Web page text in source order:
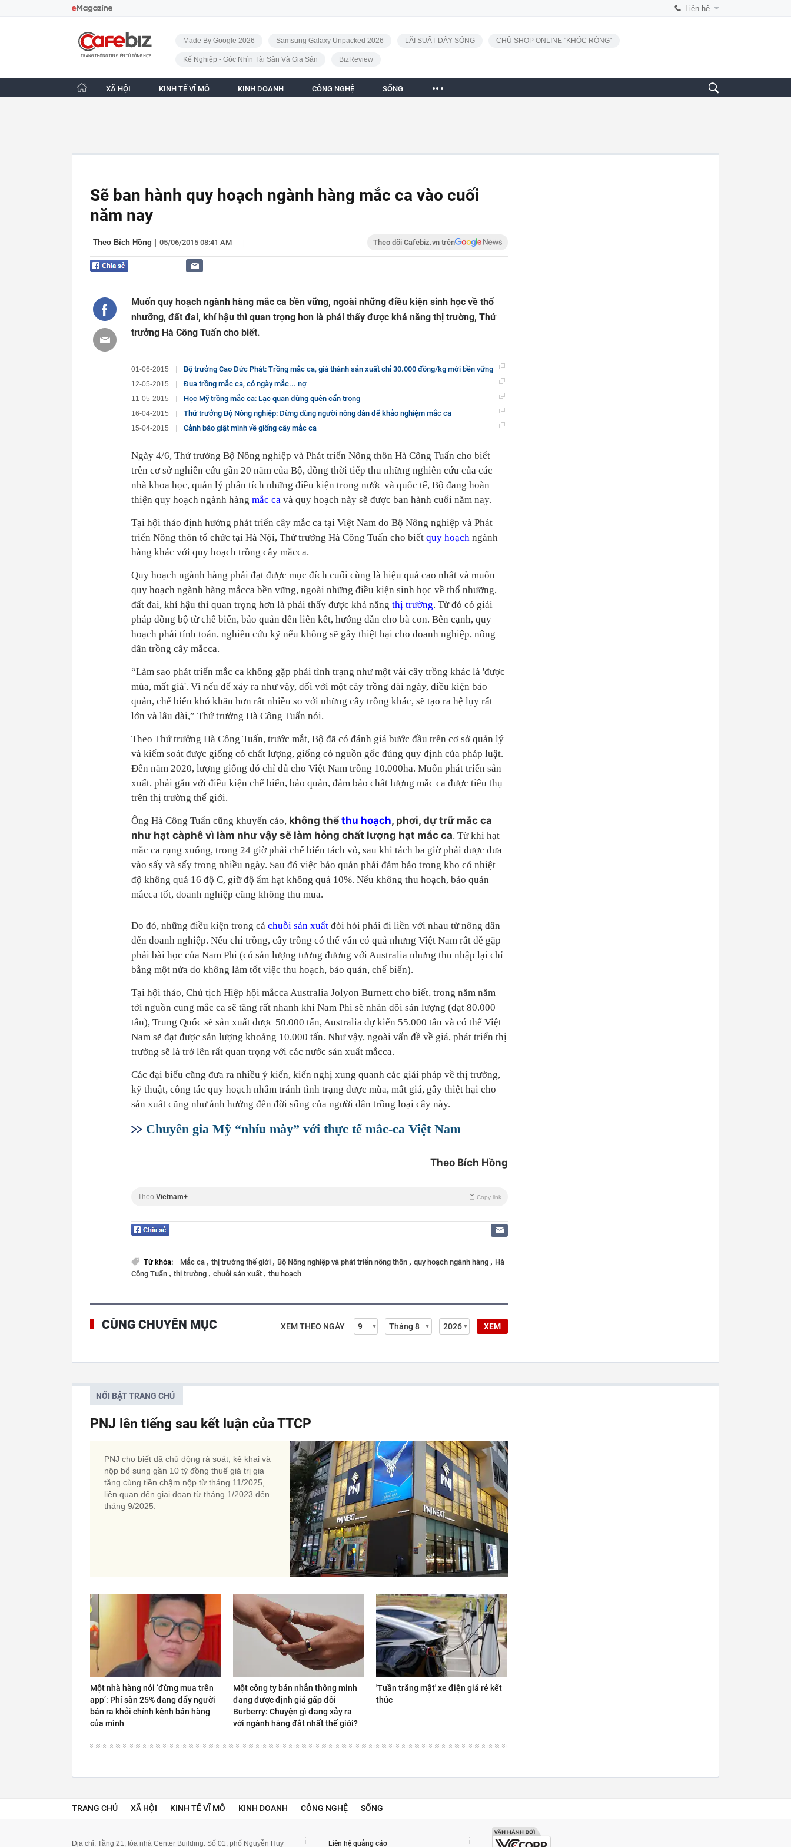
Liên hệ
CafeBiz - Trang chủ
Made By Google 2026 Samsung Galaxy Unpacked 2026 LÃI SUẤT DẬY SÓNG CHỦ SHOP ONLINE "KHÓC RÒNG"
Kế Nghiệp - Góc Nhìn Tài Sản Và Gia Sản BizReview
XÃ HỘI KINH TẾ VĨ MÔ KINH DOANH CÔNG NGHỆ SỐNG
Sẽ ban hành quy hoạch ngành hàng mắc ca vào cuối
năm nay
Theo Bích Hồng 05/06/2015 08:41 AM | Theo dõi Cafebiz.vn trên
Muốn quy hoạch ngành hàng mắc ca bền vững, ngoài những điều kiện sinh học về thổ
nhưỡng, đất đai, khí hậu thì quan trọng hơn là phải thấy được khả năng thị trường, Thứ
trưởng Hà Công Tuấn cho biết.
01-06-2015 Bộ trưởng Cao Đức Phát: Trồng mắc ca, giá thành sản xuất chỉ 30.000 đồng/kg mới bền vững
12-05-2015 Đua trồng mắc ca, có ngày mắc... nợ
11-05-2015 Học Mỹ trồng mắc ca: Lạc quan đừng quên cẩn trọng
16-04-2015 Thứ trưởng Bộ Nông nghiệp: Đừng dùng người nông dân để khảo nghiệm mắc ca
15-04-2015 Cảnh báo giật mình về giống cây mắc ca
Ngày 4/6, Thứ trưởng Bộ Nông nghiệp và Phát triển Nông thôn Hà Công Tuấn cho biết
trên cơ sở nghiên cứu gần 20 năm của Bộ, đồng thời tiếp thu những nghiên cứu của các
nhà khoa học, quản lý phân tích những điều kiện trong nước và quốc tế, Bộ đang hoàn
thiện quy hoạch ngành hàng mắc ca và quy hoạch này sẽ được ban hành cuối năm nay.
Tại hội thảo định hướng phát triển cây mắc ca tại Việt Nam do Bộ Nông nghiệp và Phát
triển Nông thôn tổ chức tại Hà Nội, Thứ trưởng Hà Công Tuấn cho biết quy hoạch ngành
hàng khác với quy hoạch trồng cây mắcca.
Quy hoạch ngành hàng phải đạt được mục đích cuối cùng là hiệu quả cao nhất và muốn
quy hoạch ngành hàng mắcca bền vững, ngoài những điều kiện sinh học về thổ nhưỡng,
đất đai, khí hậu thì quan trọng hơn là phải thấy được khả năng thị trường. Từ đó có giải
pháp đồng bộ từ chế biến, bảo quản đến liên kết, hướng dẫn cho bà con. Bên cạnh, quy
hoạch phải tính toán, nghiên cứu kỹ nếu không sẽ gây thiệt hại cho doanh nghiệp, nông
dân trồng cây mắcca.
“Làm sao phát triển mắc ca không gặp phải tình trạng như một vài cây trồng khác là 'được
mùa, mất giá'. Vì nếu để xảy ra như vậy, đối với một cây trồng dài ngày, điều kiện bảo
quản, chế biến khó khăn hơn rất nhiều so với những cây trồng khác, sẽ tạo ra hệ lụy rất
lớn và lâu dài,” Thứ trưởng Hà Công Tuấn nói.
Theo Thứ trưởng Hà Công Tuấn, trước mắt, Bộ đã có đánh giá bước đầu trên cơ sở quản lý
và kiểm soát được giống có chất lượng, giống có nguồn gốc đúng quy định của pháp luật.
Đến năm 2020, lượng giống đó chỉ đủ cho Việt Nam trồng 10.000ha. Muốn phát triển sản
xuất, phải gắn với điều kiện chế biến, bảo quản, đảm bảo chất lượng mắc ca được tiêu thụ
trên thị trường thế giới.
Ông Hà Công Tuấn cũng khuyến cáo, không thể thu hoạch, phơi, dự trữ mắc ca
như hạt càphê vì làm như vậy sẽ làm hỏng chất lượng hạt mắc ca. Từ khi hạt
mắc ca rụng xuống, trong 24 giờ phải chế biến tách vỏ, sau khi tách ba giờ phải được đưa
vào sấy và sấy trong nhiều ngày. Sau đó việc bảo quản phải đảm bảo trong kho có nhiệt
độ không quá 16 độ C, giữ độ ẩm hạt không quá 10%. Nếu không thu hoạch, bảo quản
mắcca tốt, doanh nghiệp cũng không thu mua.
Do đó, những điều kiện trong cả chuỗi sản xuất đòi hỏi phải đi liền với nhau từ nông dân
đến doanh nghiệp. Nếu chỉ trồng, cây trồng có thể vẫn có quả nhưng Việt Nam rất dễ gặp
phải bài học của Nam Phi (có sản lượng tương đương với Australia nhưng thu nhập lại chỉ
bằng một nửa do không làm tốt việc thu hoạch, bảo quản, chế biến).
Tại hội thảo, Chủ tịch Hiệp hội mắcca Australia Jolyon Burnett cho biết, trong năm năm
tới nguồn cung mắc ca sẽ tăng rất nhanh khi Nam Phi sẽ nhân đôi sản lượng (đạt 80.000
tấn), Trung Quốc sẽ sản xuất được 50.000 tấn, Australia dự kiến 55.000 tấn và có thể Việt
Nam sẽ đạt được sản lượng khoảng 10.000 tấn. Như vậy, ngoài vấn đề về giá, phát triển thị
trường sẽ là trở lên rất quan trọng với các nước sản xuất mắcca.
Các đại biểu cũng đưa ra nhiều ý kiến, kiến nghị xung quanh các giải pháp về thị trường,
kỹ thuật, công tác quy hoạch nhằm tránh tình trạng được mùa, mất giá, gây thiệt hại cho
sản xuất cũng như ảnh hưởng đến đời sống của người dân trồng loại cây này.
Chuyên gia Mỹ “nhíu mày” với thực tế mắc-ca Việt Nam
Theo Bích Hồng
Theo Vietnam+ Copy link
Từ khóa: Mắc ca , thị trường thế giới , Bộ Nông nghiệp và phát triển nông thôn , quy hoạch ngành hàng , Hà
Công Tuấn , thị trường , chuỗi sản xuất , thu hoạch
CÙNG CHUYÊN MỤC XEM THEO NGÀY XEM
NỔI BẬT TRANG CHỦ
PNJ lên tiếng sau kết luận của TTCP
PNJ cho biết đã chủ động rà soát, kê khai và
nộp bổ sung gần 10 tỷ đồng thuế giá trị gia
tăng cùng tiền chậm nộp từ tháng 11/2025,
liên quan đến giai đoạn từ tháng 1/2023 đến
tháng 9/2025.
Một nhà hàng nói ‘đừng mua trên
app’: Phí sàn 25% đang đẩy người
bán ra khỏi chính kênh bán hàng
của mình
Một công ty bán nhẫn thông minh
đang được định giá gấp đôi
Burberry: Chuyện gì đang xảy ra
với ngành hàng đắt nhất thế giới?
'Tuần trăng mật' xe điện giá rẻ kết
thúc
TRANG CHỦ XÃ HỘI KINH TẾ VĨ MÔ KINH DOANH CÔNG NGHỆ SỐNG
Địa chỉ: Tầng 21, tòa nhà Center Building. Số 01, phố Nguyễn Huy Liên hệ quảng cáo